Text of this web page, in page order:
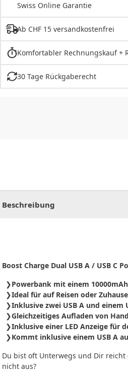
Swiss Online Garantie
Ab CHF 15 versandkostenfrei
Komfortabler Rechnungskauf +
30 Tage Rückgaberecht
Beschreibung
Boost Charge Dual USB A / USB C
Powerbank mit einem
Ideal für auf Reisen oder
Inklusive zwei USB A und einem
Gleichzeitiges Aufladen von
Inklusive einer LED Anzeige für
Kommt inklusive einem USB A
Du bist oft Unterwegs und Dir reicht
nicht aus?